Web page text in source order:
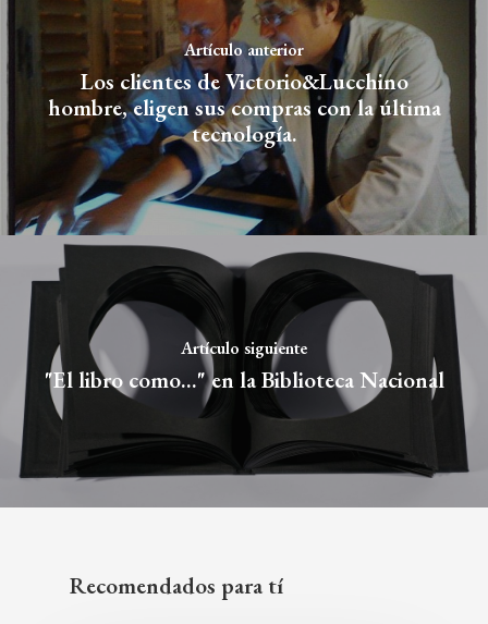
Artículo anterior
Los clientes de Victorio&Lucchino
hombre, eligen sus compras con la última
tecnología.
Artículo siguiente
"El libro como..." en la Biblioteca Nacional
Recomendados para tí